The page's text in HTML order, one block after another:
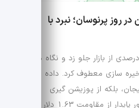
در روز پرنوسان؛ نبرد با
فایل کوین امروز با جهش 6 درصدی از بازار جلو زد و نگاه ها
سازی معطوف کرد. داده ها
بلکه از پوزیشن گیری
حساب شده آمده است. آیا عبور پایدار از مقاومت 1.63 دلار در